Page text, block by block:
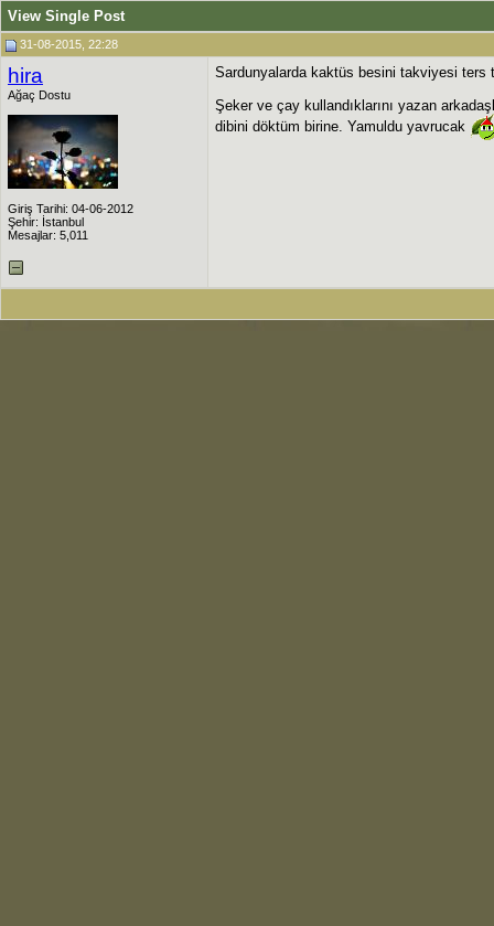
View Single Post
31-08-2015, 22:28
hira
Ağaç Dostu
Giriş Tarihi: 04-06-2012
Şehir: İstanbul
Mesajlar: 5,011
Sardunyalarda kaktüs besini takviyesi ters
Şeker ve çay kullandıklarını yazan
dibini döktüm birine. Yamuldu yavrucak